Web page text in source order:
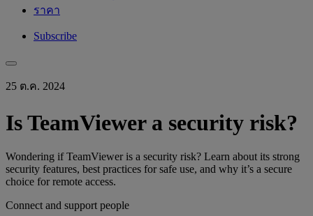
ราคา
Subscribe
25 ต.ค. 2024
Is TeamViewer a security risk?
Wondering if TeamViewer is a security risk? Learn about its strong
security features, best practices for safe use, and why it’s a secure
choice for remote access.
Connect and support people